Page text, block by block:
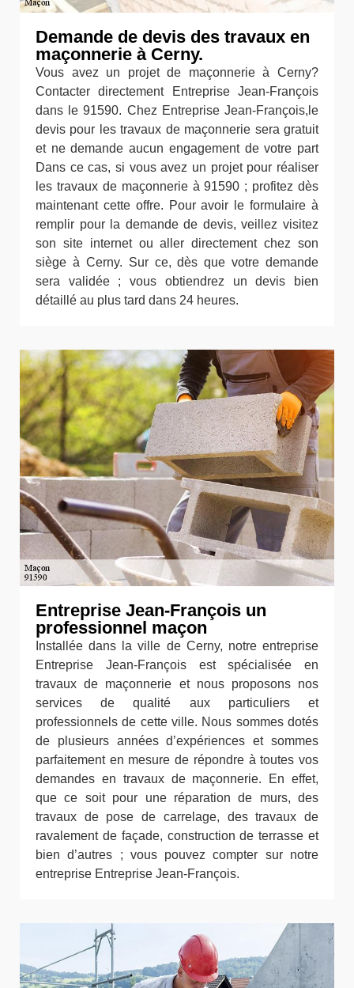
Demande de devis des travaux en
maçonnerie à Cerny.
Vous avez un projet de maçonnerie à Cerny?
Contacter directement Entreprise Jean-François
dans le 91590. Chez Entreprise Jean-François,le
devis pour les travaux de maçonnerie sera gratuit
et ne demande aucun engagement de votre part
Dans ce cas, si vous avez un projet pour réaliser
les travaux de maçonnerie à 91590 ; profitez dès
maintenant cette offre. Pour avoir le formulaire à
remplir pour la demande de devis, veillez visitez
son site internet ou aller directement chez son
siège à Cerny. Sur ce, dès que votre demande
sera validée ; vous obtiendrez un devis bien
détaillé au plus tard dans 24 heures.
Entreprise Jean-François un
professionnel maçon
Installée dans la ville de Cerny, notre entreprise
Entreprise Jean-François est spécialisée en
travaux de maçonnerie et nous proposons nos
services de qualité aux particuliers et
professionnels de cette ville. Nous sommes dotés
de plusieurs années d’expériences et sommes
parfaitement en mesure de répondre à toutes vos
demandes en travaux de maçonnerie. En effet,
que ce soit pour une réparation de murs, des
travaux de pose de carrelage, des travaux de
ravalement de façade, construction de terrasse et
bien d’autres ; vous pouvez compter sur notre
entreprise Entreprise Jean-François.